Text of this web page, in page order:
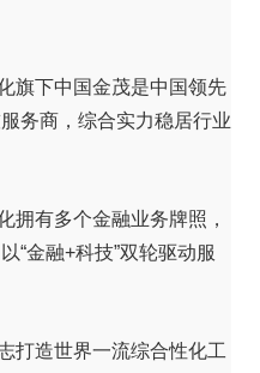
旗下中国金茂是中国领先
务商，综合实力稳居行业
拥有多个金融业务牌照，
“金融+科技”双轮驱动服
打造世界一流综合性化工